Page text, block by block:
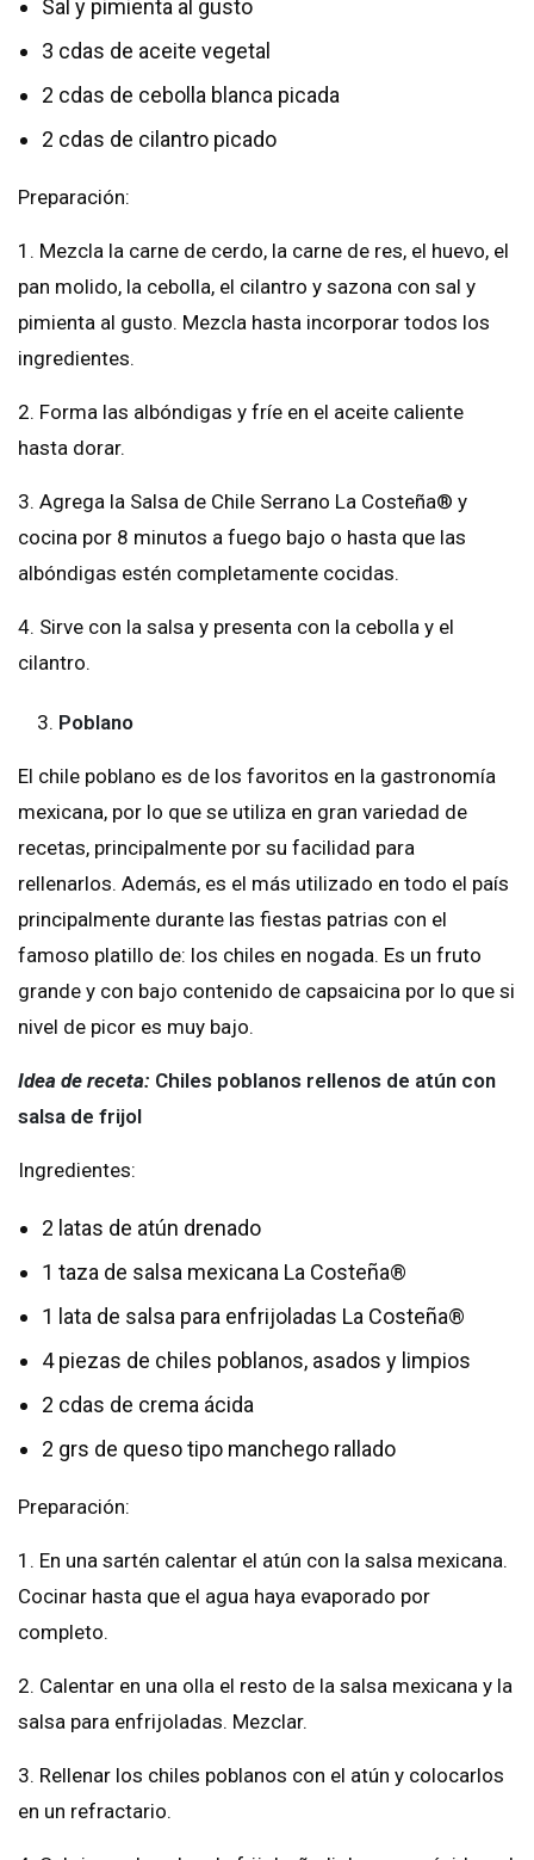
Sal y pimienta al gusto
3 cdas de aceite vegetal
2 cdas de cebolla blanca picada
2 cdas de cilantro picado
Preparación:
1. Mezcla la carne de cerdo, la carne de res, el huevo, el
pan molido, la cebolla, el cilantro y sazona con sal y
pimienta al gusto. Mezcla hasta incorporar todos los
ingredientes.
2. Forma las albóndigas y fríe en el aceite caliente
hasta dorar.
3. Agrega la Salsa de Chile Serrano La Costeña® y
cocina por 8 minutos a fuego bajo o hasta que las
albóndigas estén completamente cocidas.
4. Sirve con la salsa y presenta con la cebolla y el
cilantro.
3. Poblano
El chile poblano es de los favoritos en la gastronomía
mexicana, por lo que se utiliza en gran variedad de
recetas, principalmente por su facilidad para
rellenarlos. Además, es el más utilizado en todo el país
principalmente durante las fiestas patrias con el
famoso platillo de: los chiles en nogada. Es un fruto
grande y con bajo contenido de capsaicina por lo que si
nivel de picor es muy bajo.
Idea de receta: Chiles poblanos rellenos de atún con
salsa de frijol
Ingredientes:
2 latas de atún drenado
1 taza de salsa mexicana La Costeña®
1 lata de salsa para enfrijoladas La Costeña®
4 piezas de chiles poblanos, asados y limpios
2 cdas de crema ácida
2 grs de queso tipo manchego rallado
Preparación:
1. En una sartén calentar el atún con la salsa mexicana.
Cocinar hasta que el agua haya evaporado por
completo.
2. Calentar en una olla el resto de la salsa mexicana y la
salsa para enfrijoladas. Mezclar.
3. Rellenar los chiles poblanos con el atún y colocarlos
en un refractario.